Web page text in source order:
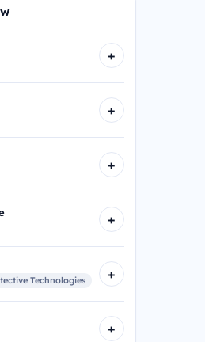
+
+
+
+
Technologies +
+